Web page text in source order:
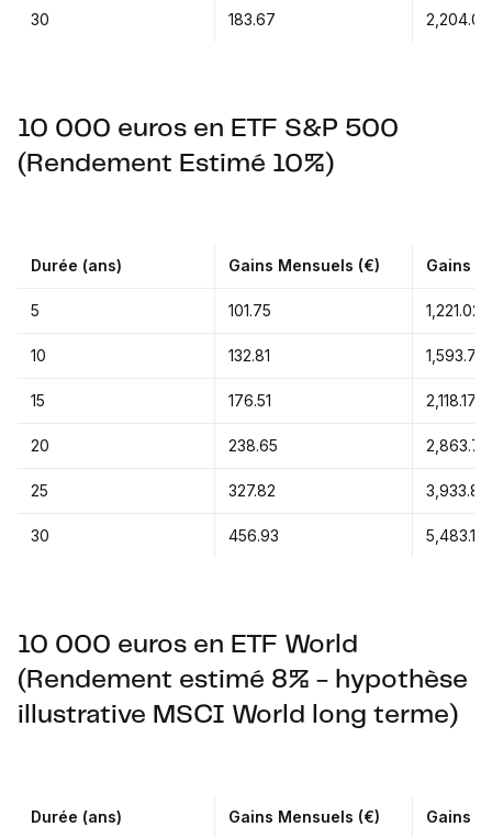
30 183.67 2,204.09
10 000 euros en ETF S&P 500
(Rendement Estimé 10%)
Durée (ans) Gains Mensuels (€) Gains
5 101.75 1,221.02
10 132.81 1,593.74
15 176.51 2,118.17
20 238.65 2,863.75
25 327.82 3,933.88
30 456.93 5,483.13
10 000 euros en ETF World
(Rendement estimé 8% - hypothèse
illustrative MSCI World long terme)
Durée (ans) Gains Mensuels (€) Gains